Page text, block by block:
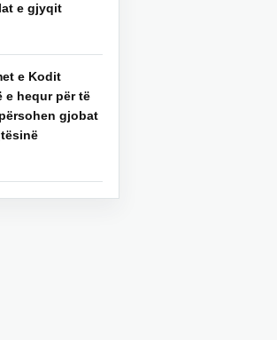
e gjyqit
e Kodit
e hequr për të
gjobat